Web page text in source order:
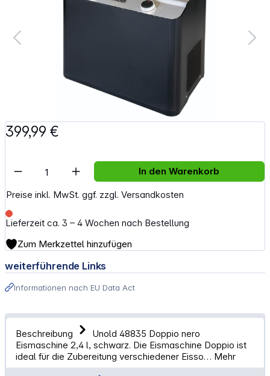
399,99 €
Preise inkl. MwSt. ggf. zzgl. Versandkosten
Lieferzeit ca. 3 – 4 Wochen nach Bestellung
Artikel Anzahl: Gib den gewünschten
In den Warenkorb
Zum Merkzettel hinzufügen
weiterführende Links
Informationen nach EU Data Act
Beschreibung
Unold 48835 Doppio nero
Eismaschine 2,4 l, schwarz. Die Eismaschine Doppio ist
ideal für die Zubereitung verschiedener Eisso… Mehr